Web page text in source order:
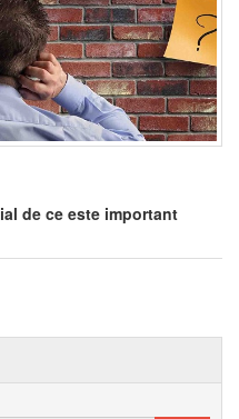
de ce este important